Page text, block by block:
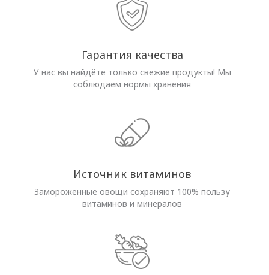
Гарантия качества
У нас вы найдёте только свежие продукты! Мы
соблюдаем нормы хранения
Источник витаминов
Замороженные овощи сохраняют 100% пользу
витаминов и минералов